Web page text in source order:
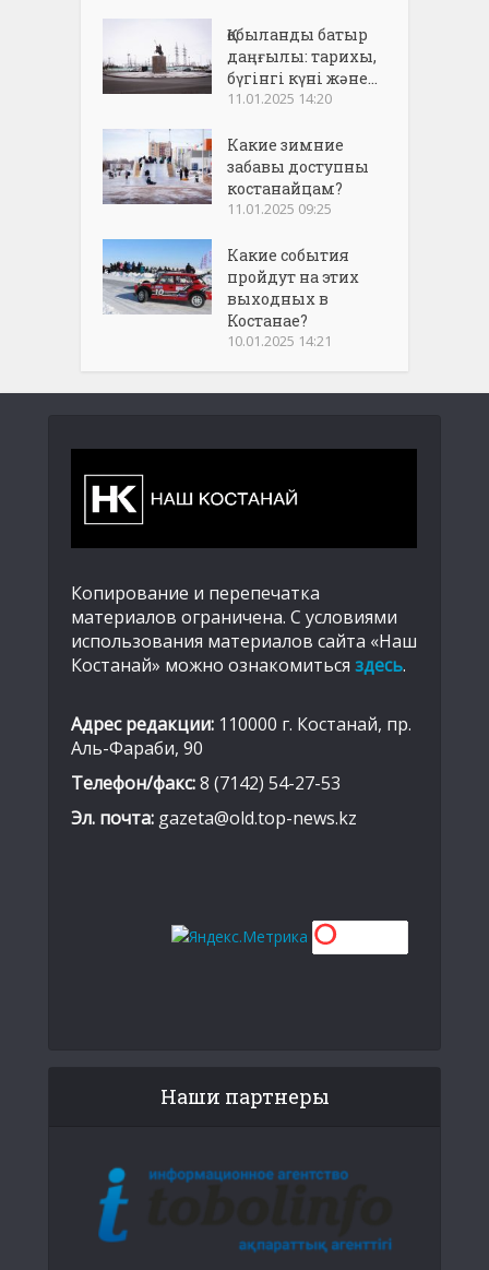
Қобыланды батыр
даңғылы: тарихы,
бүгінгі күні және...
11.01.2025 14:20
Какие зимние
забавы доступны
костанайцам?
11.01.2025 09:25
Какие события
пройдут на этих
выходных в
Костанае?
10.01.2025 14:21
Копирование и перепечатка
материалов ограничена. С условиями
использования материалов сайта «Наш
Костанай» можно ознакомиться здесь.
Адрес редакции: 110000 г. Костанай, пр.
Аль-Фараби, 90
Телефон/факс:8 (7142) 54-27-53
Эл. почта: gazeta@old.top-news.kz
Наши партнеры